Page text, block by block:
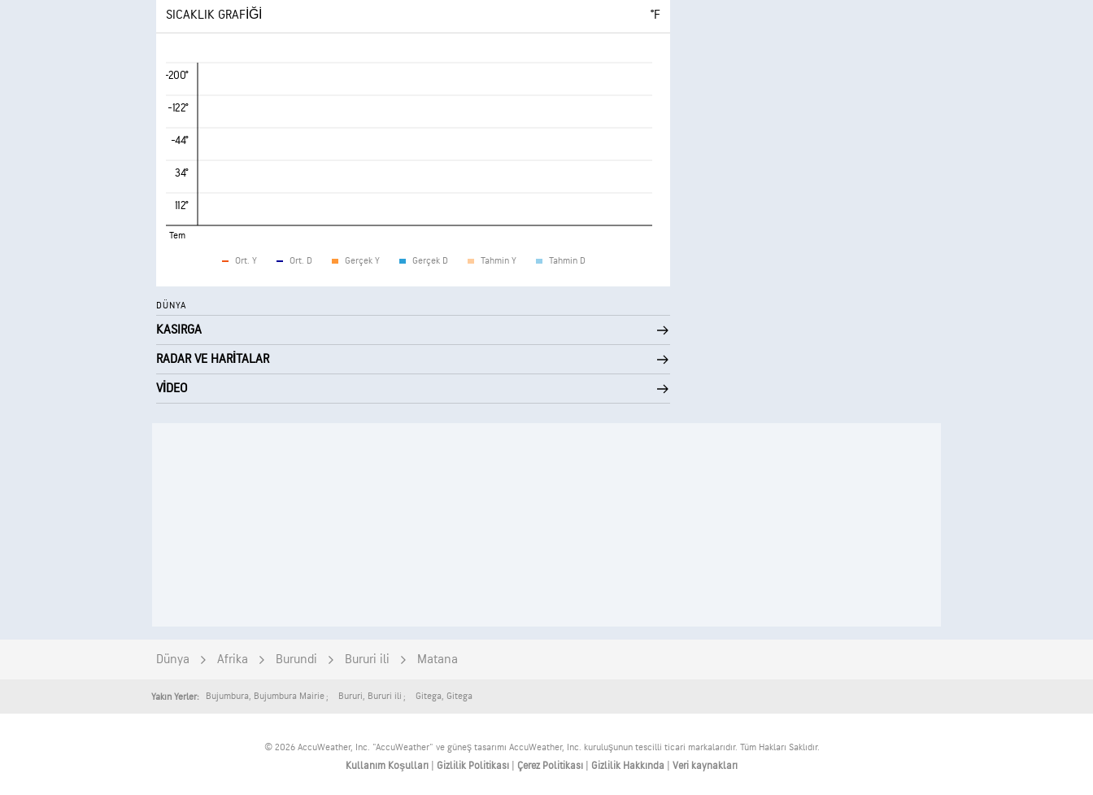
SICAKLIK GRAFIĞI °F
-200°
-122°
-44°
34°
112°
Tem
Ort. Y Ort. D Gerçek Y Gerçek D Tahmin Y Tahmin D
DÜNYA
KASIRGA
RADAR VE HARITALAR
VIDEO
Dünya Afrika Burundi Bururi ili Matana
Yakın Yerler: Bujumbura, Bujumbura Mairie Bururi, Bururi ili Gitega, Gitega
© 2026 AccuWeather, Inc. "AccuWeather" ve güneş tasarımı AccuWeather, Inc. kuruluşunun tescilli ticari markalarıdır. Tüm Hakları Saklıdır.
Kullanım Koşulları Gizlilik Politikası Çerez Politikası Gizlilik Hakkında Veri kaynakları